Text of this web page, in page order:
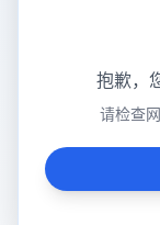
抱歉，
请检查